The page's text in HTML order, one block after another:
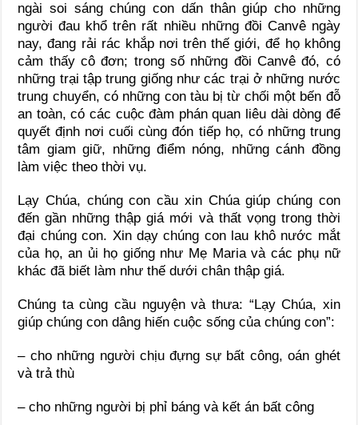
ngài soi sáng chúng con dấn thân giúp cho những
người đau khổ trên rất nhiều những đồi Canvê ngày
nay, đang rải rác khắp nơi trên thế giới, để họ không
cảm thấy cô đơn; trong số những đồi Canvê đó, có
những trại tập trung giống như các trại ở những nước
trung chuyển, có những con tàu bị từ chối một bến đỗ
an toàn, có các cuộc đàm phán quan liêu dài dòng để
quyết định nơi cuối cùng đón tiếp họ, có những trung
tâm giam giữ, những điểm nóng, những cánh đồng
làm việc theo thời vụ.
Lạy Chúa, chúng con cầu xin Chúa giúp chúng con
đến gần những thập giá mới và thất vọng trong thời
đại chúng con. Xin dạy chúng con lau khô nước mắt
của họ, an ủi họ giống như Mẹ Maria và các phụ nữ
khác đã biết làm như thế dưới chân thập giá.
Chúng ta cùng cầu nguyện và thưa: “Lạy Chúa, xin
giúp chúng con dâng hiến cuộc sống của chúng con”:
– cho những người chịu đựng sự bất công, oán ghét
và trả thù
– cho những người bị phỉ báng và kết án bất công